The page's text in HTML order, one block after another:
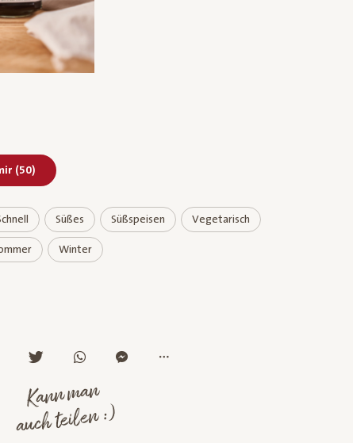
Bereits geliked
(50)
Süßes Süßspeisen Vegetarisch
Winter
Kann man
auch teilen :)